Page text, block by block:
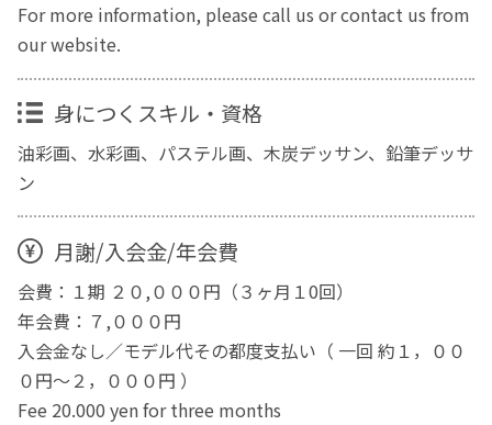
For more information, please call us or contact us from
our website.
身につくスキル・資格
油彩画、水彩画、パステル画、木炭デッサン、鉛筆デッサ
ン
月謝/入会金/年会費
会費：１期 ２０,０００円（３ヶ月１0回）
年会費：７,０００円
入会金なし／モデル代その都度支払い（ 一回 約１，００
０円～２，０００円 ）
Fee 20.000 yen for three months